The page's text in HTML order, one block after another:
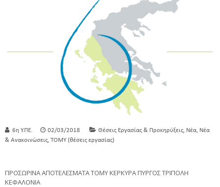
6η Υ.ΠΕ. 02/03/2018 Θέσεις Εργασίας & Προκηρύξεις, Νέα, Νέα
& Ανακοινώσεις, ΤΟΜΥ (θέσεις εργασίας)
ΠΡΟΣΩΡΙΝΑ ΑΠΟΤΕΛΕΣΜΑΤΑ ΤΟΜΥ ΚΕΡΚΥΡΑ ΠΥΡΓΟΣ ΤΡΙΠΟΛΗ
ΚΕΦΑΛΟΝΙΑ